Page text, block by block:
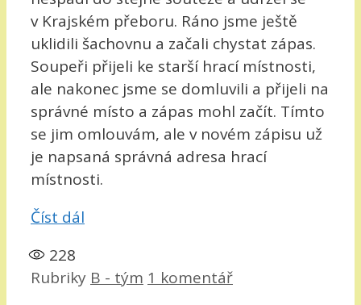
v Krajském přeboru. Ráno jsme ještě
uklidili šachovnu a začali chystat zápas.
Soupeři přijeli ke starší hrací místnosti,
ale nakonec jsme se domluvili a přijeli na
správné místo a zápas mohl začít. Tímto
se jim omlouvám, ale v novém zápisu už
je napsaná správná adresa hrací
místnosti.
Číst dál
228
Rubriky B - tým 1 komentář